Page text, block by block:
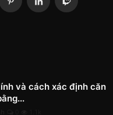
và cách xác định căn